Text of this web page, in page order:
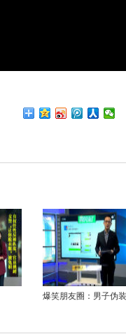
爆笑朋友圈：男子伪装